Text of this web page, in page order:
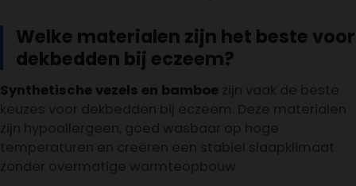
Welke materialen zijn het beste voor
dekbedden bij eczeem?
Synthetische vezels en bamboe zijn vaak de beste
keuzes voor dekbedden bij eczeem. Deze materialen
zijn hypoallergeen, goed wasbaar op hoge
temperaturen en creëren een stabiel slaapklimaat
zonder overmatige warmteopbouw.